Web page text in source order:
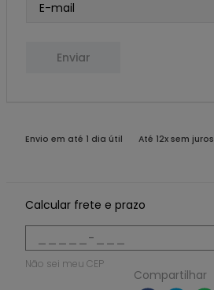
Enviar
Envio em até 1 dia útil Até 12x sem juros
Calcular frete e prazo
Não sei meu CEP
Compartilhar